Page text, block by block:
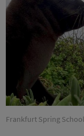
Frankfurt Spring